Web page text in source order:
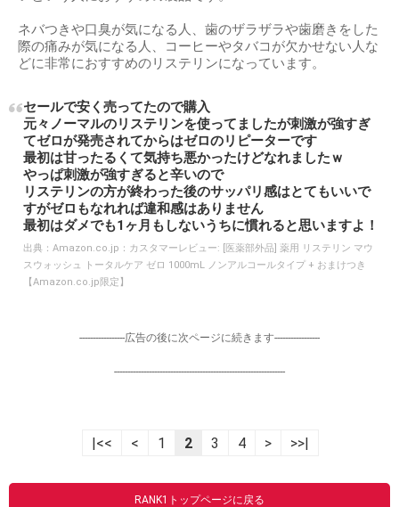
ネバつきや口臭が気になる人、歯のザラザラや歯磨きをした
際の痛みが気になる人、コーヒーやタバコが欠かせない人な
どに非常におすすめのリステリンになっています。
セールで安く売ってたので購入
元々ノーマルのリステリンを使ってましたが刺激が強すぎ
てゼロが発売されてからはゼロのリピーターです
最初は甘ったるくて気持ち悪かったけどなれましたｗ
やっぱ刺激が強すぎると辛いので
リステリンの方が終わった後のサッパリ感はとてもいいで
すがゼロもなれれば違和感はありません
最初はダメでも1ヶ月もしないうちに慣れると思いますよ！
出典： Amazon.co.jp：カスタマーレビュー: [医薬部外品] 薬用 リステリン マウ
スウォッシュ トータルケア ゼロ 1000mL ノンアルコールタイプ + おまけつき
【Amazon.co.jp限定】
-----------------広告の後に次ページに続きます-----------------
----------------------------------------------------------------
|<< < 1 2 3 4 > >>|
RANK1トップページに戻る